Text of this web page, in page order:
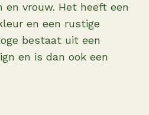
en vrouw. Het heeft een
en een rustige
bestaat uit een
en is dan ook een